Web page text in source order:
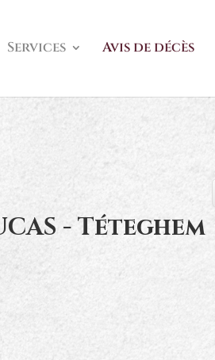
Services Avis de décès
- Téteghem